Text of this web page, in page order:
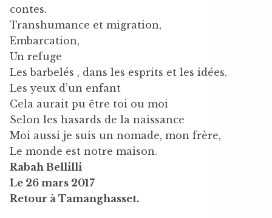
contes.
Transhumance et migration,
Embarcation,
Un refuge
Les barbelés , dans les esprits et les idées.
Les yeux d’un enfant
Cela aurait pu être toi ou moi
Selon les hasards de la naissance
Moi aussi je suis un nomade, mon frère,
Le monde est notre maison.
Rabah Bellilli
Le 26 mars 2017
Retour à Tamanghasset.